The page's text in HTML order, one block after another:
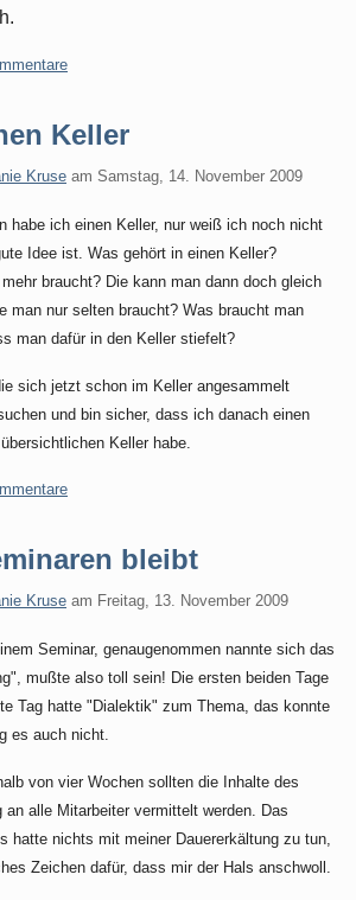
Keller
Kruse am Samstag, 14. November 2009
habe ich einen Keller, nur weiß ich noch nicht
Idee ist. Was gehört in einen Keller?
braucht? Die kann man dann doch gleich
man nur selten braucht? Was braucht man
man dafür in den Keller stiefelt?
sich jetzt schon im Keller angesammelt
und bin sicher, dass ich danach einen
Keller habe.
bleibt
Kruse am Freitag, 13. November 2009
Seminar, genaugenommen nannte sich das
mußte also toll sein! Die ersten beiden Tage
Tag hatte "Dialektik" zum Thema, das konnte
es auch nicht.
von vier Wochen sollten die Inhalte des
alle Mitarbeiter vermittelt werden. Das
hatte nichts mit meiner Dauererkältung zu tun,
Zeichen dafür, dass mir der Hals anschwoll.